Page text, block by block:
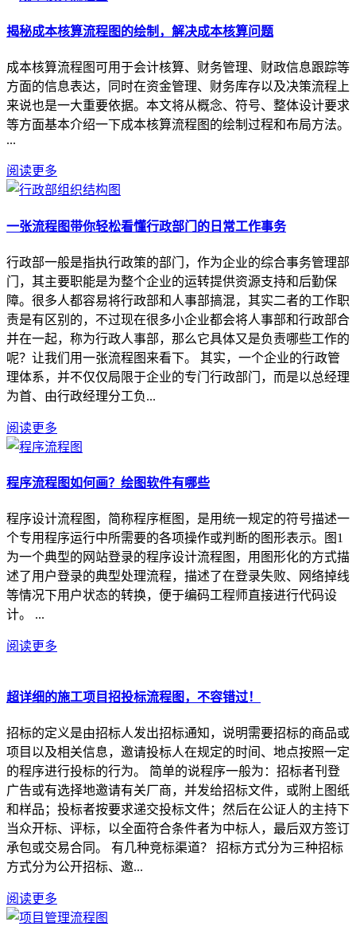
揭秘成本核算流程图的绘制，解决成本核算问题
成本核算流程图可用于会计核算、财务管理、财政信息跟踪等
方面的信息表达，同时在资金管理、财务库存以及决策流程上
来说也是一大重要依据。本文将从概念、符号、整体设计要求
等方面基本介绍一下成本核算流程图的绘制过程和布局方法。
...
阅读更多
一张流程图带你轻松看懂行政部门的日常工作事务
行政部一般是指执行政策的部门，作为企业的综合事务管理部
门，其主要职能是为整个企业的运转提供资源支持和后勤保
障。很多人都容易将行政部和人事部搞混，其实二者的工作职
责是有区别的，不过现在很多小企业都会将人事部和行政部合
并在一起，称为行政人事部，那么它具体又是负责哪些工作的
呢？让我们用一张流程图来看下。 其实，一个企业的行政管
理体系，并不仅仅局限于企业的专门行政部门，而是以总经理
为首、由行政经理分工负...
阅读更多
程序流程图如何画？绘图软件有哪些
程序设计流程图，简称程序框图，是用统一规定的符号描述一
个专用程序运行中所需要的各项操作或判断的图形表示。图1
为一个典型的网站登录的程序设计流程图，用图形化的方式描
述了用户登录的典型处理流程，描述了在登录失败、网络掉线
等情况下用户状态的转换，便于编码工程师直接进行代码设
计。 ...
阅读更多
超详细的施工项目招投标流程图，不容错过！
招标的定义是由招标人发出招标通知，说明需要招标的商品或
项目以及相关信息，邀请投标人在规定的时间、地点按照一定
的程序进行投标的行为。 简单的说程序一般为：招标者刊登
广告或有选择地邀请有关厂商，并发给招标文件，或附上图纸
和样品；投标者按要求递交投标文件；然后在公证人的主持下
当众开标、评标，以全面符合条件者为中标人，最后双方签订
承包或交易合同。 有几种竞标渠道？ 招标方式分为三种招标
方式分为公开招标、邀...
阅读更多